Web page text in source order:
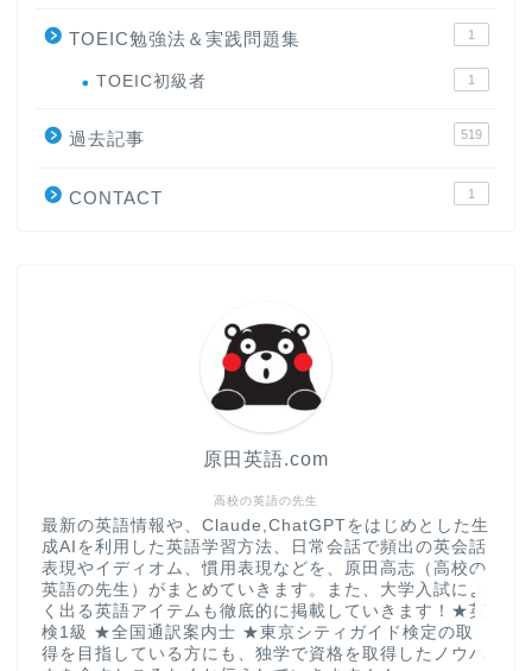
TOEIC勉強法＆実践問題集 1
TOEIC初級者 1
過去記事 519
CONTACT 1
高校の英語の先生
原田英語.com
最新の英語情報や、Claude,ChatGPTをはじめとした生
成AIを利用した英語学習方法、日常会話で頻出の英会話
表現やイディオム、慣用表現などを、原田高志（高校の
英語の先生）がまとめていきます。また、大学入試によ
く出る英語アイテムも徹底的に掲載していきます！★英
検1級 ★全国通訳案内士 ★東京シティガイド検定の取
得を目指している方にも、独学で資格を取得したノウハ
大学入試英語対策講座
英語名言・格言・カッコい
い英語＆素敵な英文フレー
CONTACT